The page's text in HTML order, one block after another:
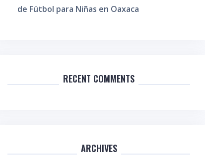
de Fútbol para Niñas en Oaxaca
RECENT COMMENTS
ARCHIVES